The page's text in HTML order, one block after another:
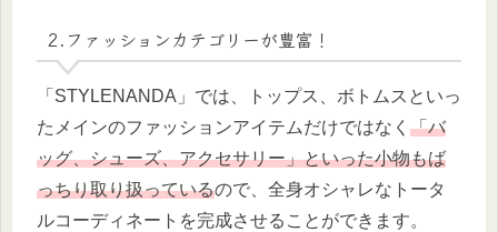
2.ファッションカテゴリーが豊富！
「STYLENANDA」では、トップス、ボトムスといっ
たメインのファッションアイテムだけではなく 「バ
ッグ、シューズ、アクセサリー」といった小物もば
っちり取り扱っているので、全身オシャレなトータ
ルコーディネートを完成させることができます。